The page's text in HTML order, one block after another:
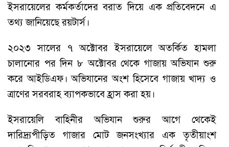
ইসরায়েলের কর্মকর্তাদের বরাত দিয়ে এক প্রতিবেদনে এ
তথ্য জানিয়েছে রয়টার্স।
২০২৩ সালের ৭ অক্টোবর ইসরায়েলে অতর্কিত হামলা
চালানোর পর দিন ৮ অক্টোবর থেকে গাজায় অভিযান শুরু
করে আইডিএফ। অভিযানের অংশ হিসেবে গাজায় খাদ্য ও
ত্রাণের সরবরাহ ব্যাপকভাবে হ্রাস করা হয়।
ইসরায়েলি বাহিনীর অভিযান শুরুর আগে থেকেই
দারিদ্র্যপীড়িত গাজার মোট জনসংখ্যার এক তৃতীয়াংশ